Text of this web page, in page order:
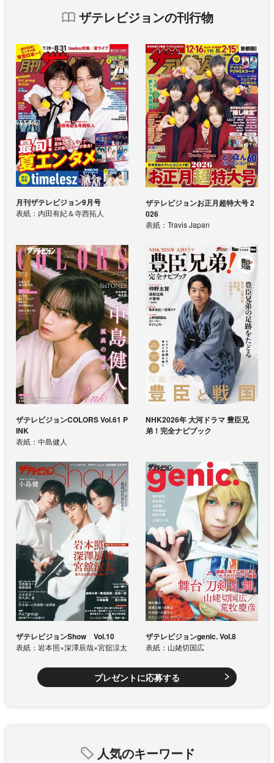
ザテレビジョンの刊行物
月刊ザテレビジョン9月号
表紙：内田有紀＆寺西拓人
ザテレビジョンお正月超特大号 2
026
表紙：Travis Japan
ザテレビジョンCOLORS Vol.61 P
INK
表紙：中島健人
NHK2026年 大河ドラマ 豊臣兄
弟！完全ナビブック
ザテレビジョンShow Vol.10
表紙：岩本照×深澤辰哉×宮舘涼太
ザテレビジョンgenic. Vol.8
表紙：山姥切国広
プレゼントに応募する
人気のキーワード